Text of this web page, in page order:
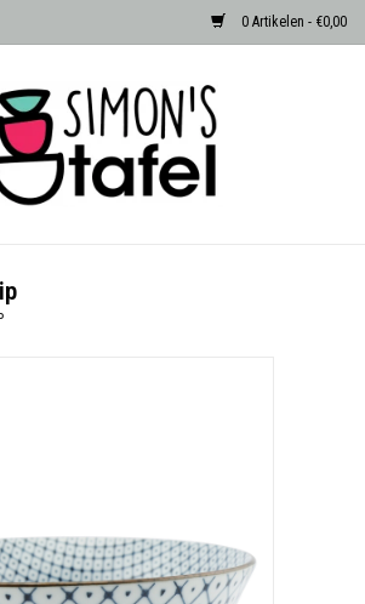
0 Artikelen - €0,00
Zenza